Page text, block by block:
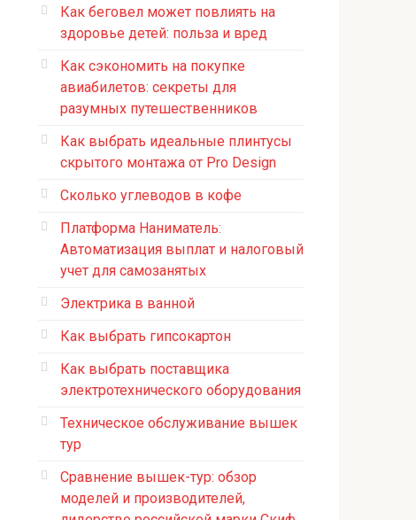
Как беговел может повлиять на
здоровье детей: польза и вред
Как сэкономить на покупке
авиабилетов: секреты для
разумных путешественников
Как выбрать идеальные плинтусы
скрытого монтажа от Pro Design
Сколько углеводов в кофе
Платформа Наниматель:
Автоматизация выплат и налоговый
учет для самозанятых
Электрика в ванной
Как выбрать гипсокартон
Как выбрать поставщика
электротехнического оборудования
Техническое обслуживание вышек
тур
Сравнение вышек-тур: обзор
моделей и производителей,